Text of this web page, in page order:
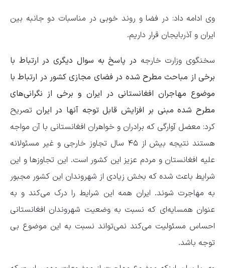
وی ادامه داد: در فضا و روند خوبی در مناسبات دو جانبه بین
ایران و آذربایجان قرار داریم.
سخنگوی وزارت خارجه در پاسخ به سوال دیگری در ارتباط با
برخی از مباحث مطرح شده در فضای مجازی کشور در ارتباط با
موضوع مهاجران افغانستانی در ایران و برخی از نگرانی‌های
مطرح شده مبنی بر افزایش قابل توجه آنها در ایران تصریح
کرد: معضل آوارگی که برادران و خواهران افغانستانی با آن مواجه
هستند نتیجه بیش از ۴۵ سال تجاوز خارجی و غیر مسئولانه
علیه افغانستان و مردم عزیز این کشور است. این تجاوزها و این
شرایط باعث شده که بخش زیادی از شهروندان این کشور مجبور
به مهاجرت شوند. ایران همه این شرایط را درک می‌کند و به
عنوان همسایه‌ای که نسبت به وضعیت شهروندان افغانستانی
احساس مسئولیت می‌کند نمی‌تواند نسبت به این موضوع بی
توجه باشد.